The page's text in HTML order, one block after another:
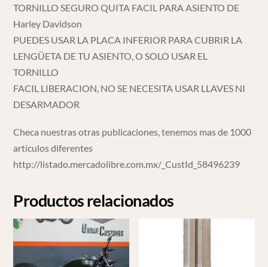
TORNILLO SEGURO QUITA FACIL PARA ASIENTO DE
Harley Davidson
PUEDES USAR LA PLACA INFERIOR PARA CUBRIR LA
LENGÜETA DE TU ASIENTO, O SOLO USAR EL
TORNILLO
FACIL LIBERACION, NO SE NECESITA USAR LLAVES NI
DESARMADOR
Checa nuestras otras publicaciones, tenemos mas de 1000
artículos diferentes
http://listado.mercadolibre.com.mx/_CustId_58496239
Productos relacionados